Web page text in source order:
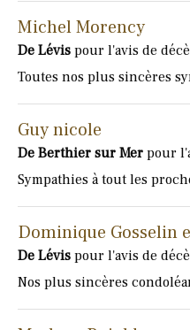
Michel Morency
De Lévis pour l'avis de
Toutes nos plus sincères
Guy nicole
De Berthier sur Mer pour
Sympathies à tout les
Dominique Gosselin
De Lévis pour l'avis de
Nos plus sincères